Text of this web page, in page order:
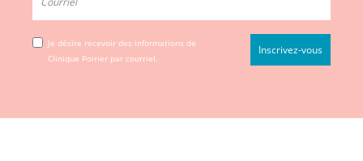
Je désire recevoir des informations de
Clinique Poirier par courriel.